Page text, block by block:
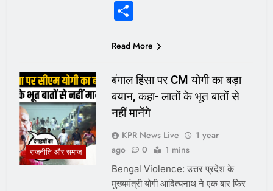
Share
Read More
राजनीति और समाज
बंगाल हिंसा पर CM योगी का बड़ा
बयान, कहा- लातों के भूत बातों से
नहीं मानेंगे
KPR News Live
1 year
ago
0 1 mins
Bengal Violence: उत्तर प्रदेश के
मुख्यमंत्री योगी आदित्यनाथ ने एक बार फिर